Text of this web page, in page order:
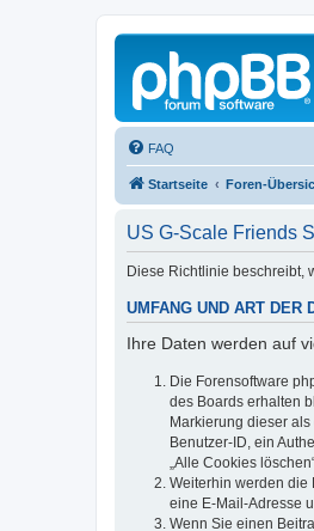
FAQ
Startseite Foren-
US G-Scale Friends
Diese Richtlinie beschreibt,
UMFANG UND ART DER
Ihre Daten werden auf
Die Forensoftware
des Boards erhalten
Markierung dieser
Benutzer-ID, ein
„Alle Cookies
Weiterhin werden die
eine E-Mail-Adresse
Wenn Sie einen